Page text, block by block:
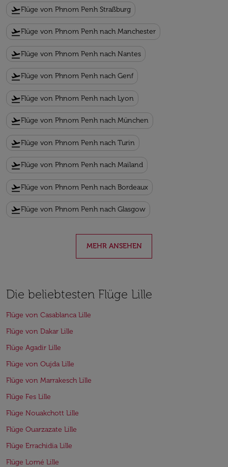
flight_takeoffFlüge von Phnom Penh Straßburg
flight_takeoffFlüge von Phnom Penh nach Manchester
flight_takeoffFlüge von Phnom Penh nach Nantes
flight_takeoffFlüge von Phnom Penh nach Genf
flight_takeoffFlüge von Phnom Penh nach Lyon
flight_takeoffFlüge von Phnom Penh nach München
flight_takeoffFlüge von Phnom Penh nach Turin
flight_takeoffFlüge von Phnom Penh nach Mailand
flight_takeoffFlüge von Phnom Penh nach Bordeaux
flight_takeoffFlüge von Phnom Penh nach Glasgow
MEHR ANSEHEN
Die beliebtesten Flüge Lille
Flüge von Casablanca Lille
Flüge von Dakar Lille
Flüge Agadir Lille
Flüge von Oujda Lille
Flüge von Marrakesch Lille
Flüge Fes Lille
Flüge Nouakchott Lille
Flüge Ouarzazate Lille
Flüge Errachidia Lille
Flüge Lomé Lille